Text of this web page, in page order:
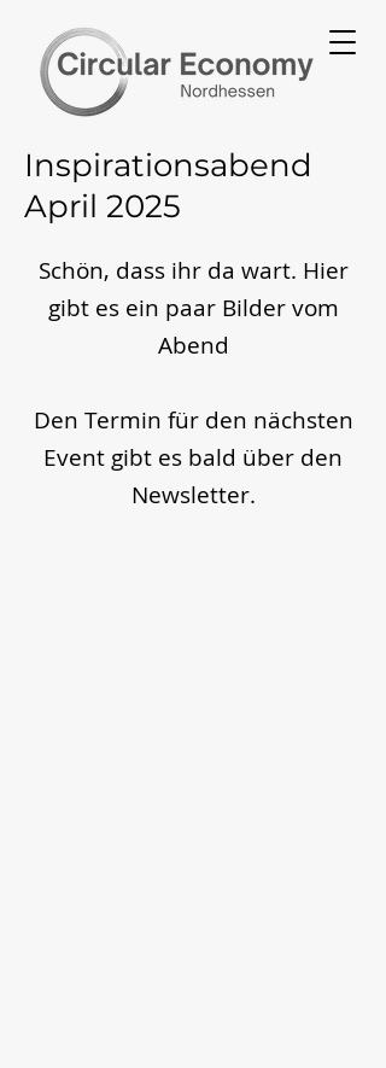
Inspirationsabend
April 2025
Schön, dass ihr da wart. Hier
gibt es ein paar Bilder vom
Abend
Den Termin für den nächsten
Event gibt es bald über den
Newsletter.